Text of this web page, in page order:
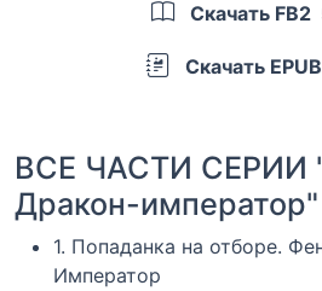
Скачать FB2
Скачать EPUB
ВСЕ ЧАСТИ СЕРИИ
Дракон-император"
1. Попаданка на отборе.
Император